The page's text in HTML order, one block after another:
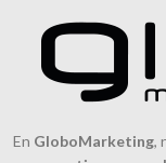
En GloboMarketing,